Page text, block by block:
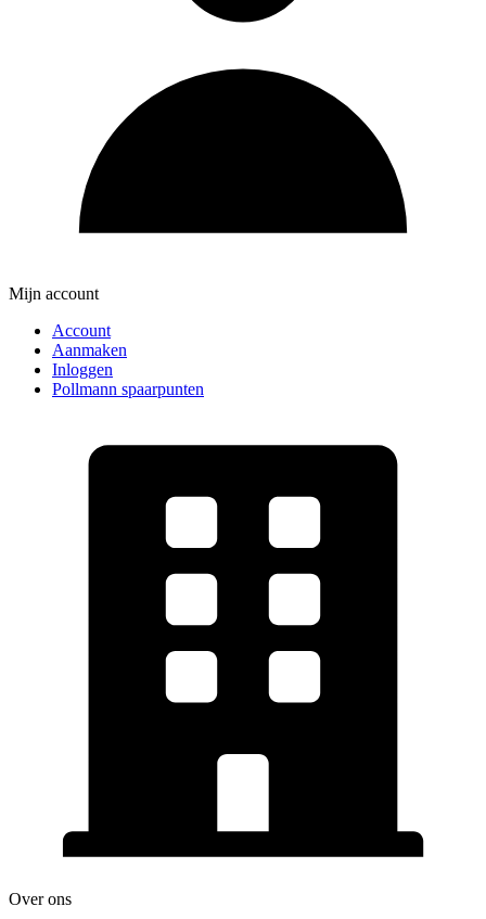
Mijn account
Account
Aanmaken
Inloggen
Pollmann spaarpunten
Over ons